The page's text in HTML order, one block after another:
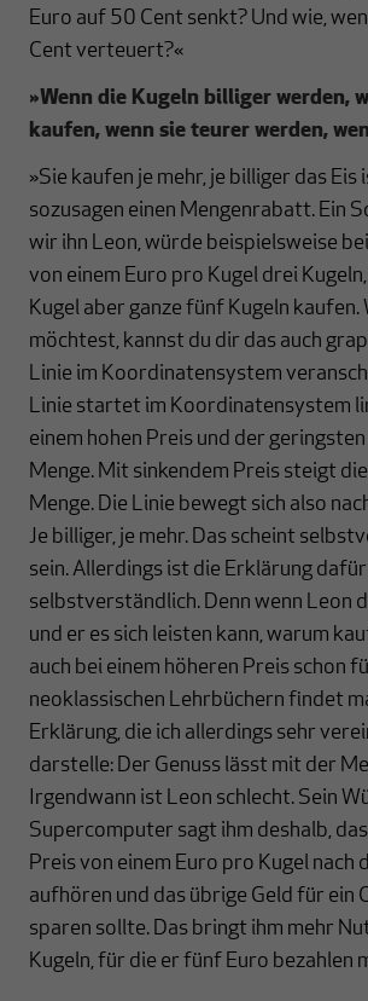
Euro auf 50 Cent senkt? Und wie,
Cent verteuert?«
»Wenn die Kugeln billiger werden,
kaufen, wenn sie teurer werden,
»Sie kaufen je mehr, je billiger das
sozusagen einen Mengenrabatt. Ein
wir ihn Leon, würde beispielsweise
von einem Euro pro Kugel drei
Kugel aber ganze fünf Kugeln kaufen.
möchtest, kannst du dir das auch
Linie im Koordinatensystem
Linie startet im Koordinatensystem
einem hohen Preis und der
Menge. Mit sinkendem Preis steigt
Menge. Die Linie bewegt sich also
Je billiger, je mehr. Das scheint
sein. Allerdings ist die Erklärung
selbstverständlich. Denn wenn Leon
und er es sich leisten kann, warum
auch bei einem höheren Preis schon
neoklassischen Lehrbüchern findet
Erklärung, die ich allerdings sehr
darstelle: Der Genuss lässt mit der
Irgendwann ist Leon schlecht. Sein
Supercomputer sagt ihm deshalb,
Preis von einem Euro pro Kugel nach
aufhören und das übrige Geld für ein
sparen sollte. Das bringt ihm mehr
Kugeln, für die er fünf Euro bezahlen